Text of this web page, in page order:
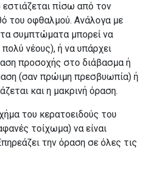
εστιάζεται πίσω από τον
του οφθαλμού. Ανάλογα με
συμπτώματα μπορεί να
νέους), ή να υπάρχει
προσοχής στο διάβασμα ή
(σαν πρώιμη πρεσβυωπία) ή
και η μακρινή όραση.
του κερατοειδούς του
τοίχωμα) να είναι
την όραση σε όλες τις